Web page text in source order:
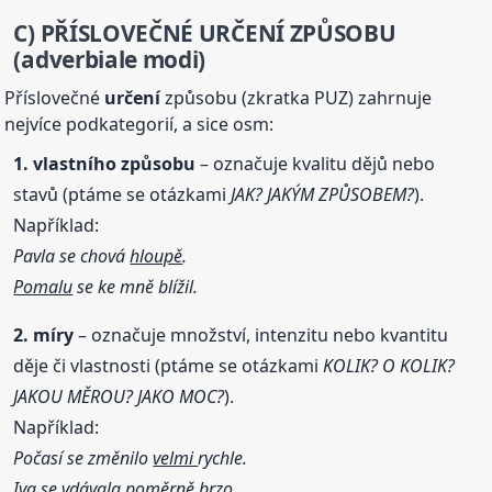
C) PŘÍSLOVEČNÉ URČENÍ ZPŮSOBU
(adverbiale modi)
Příslovečné určenízpůsobu (zkratka PUZ) zahrnuje
nejvíce podkategorií, a sice osm:
1. vlastního způsobu – označuje kvalitu dějů nebo
stavů (ptáme se otázkamiJAK? JAKÝM ZPŮSOBEM?).
Například:
Pavla se chováhloupě.
Pomaluse ke mně blížil.
2. míry– označuje množství, intenzitu nebo kvantitu
děje či vlastnosti (ptáme se otázkamiKOLIK? O KOLIK?
JAKOU MĚROU? JAKO MOC?).
Například:
Počasí se změnilovelmirychle.